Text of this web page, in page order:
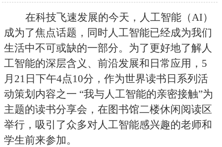
在科技飞速发展的今天，人工智能（AI）
成为了焦点话题，同时人工智能已经成为我们
生活中不可或缺的一部分。为了更好地了解人
工智能的深层含义、前沿发展和日常应用， 5
月 21 日下午4点10分，作为世界读书日系列活
动策划内容之一 “我与人工智能的亲密接触”为
主题的读书分享会，在图书馆二楼休闲阅读区
举行，吸引了众多对人工智能感兴趣的老师和
学生前来参加。